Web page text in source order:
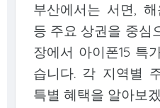
부산에서는 서면,
등 주요 상권을 중심
장에서 아이폰15 특
습니다. 각 지역별
특별 혜택을 알아보